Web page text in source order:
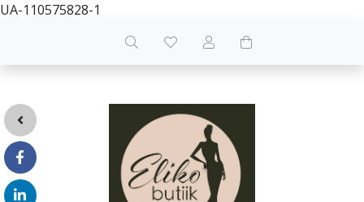
UA-110575828-1